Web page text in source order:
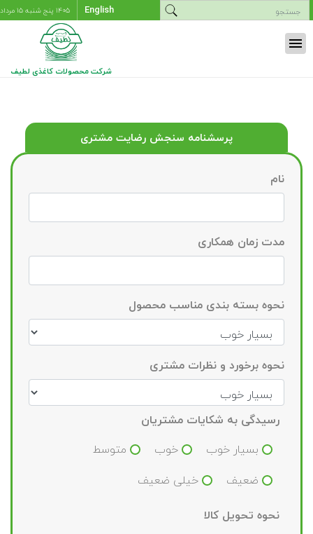
English ۱۴۰۵ پنج شنبه ۱۵ مرداد
menu
شرکت محصولات کاغذی لطیف
پرسشنامه سنجش رضایت مشتری
نام
مدت زمان همکاری
نحوه بسته بندی مناسب محصول
نحوه برخورد و نظرات مشتری
رسیدگی به شکایات مشتریان
بسیار خوب
خوب
متوسط
ضعیف
خیلی ضعیف
نحوه تحویل کالا